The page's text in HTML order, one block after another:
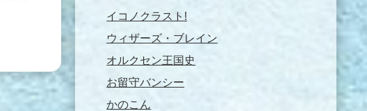
イコノクラスト!
ウィザーズ・ブレイン
オルクセン王国史
お留守バンシー
かのこん